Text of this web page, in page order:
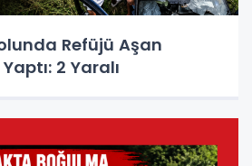
Refüjü Aşan
2 Yaralı